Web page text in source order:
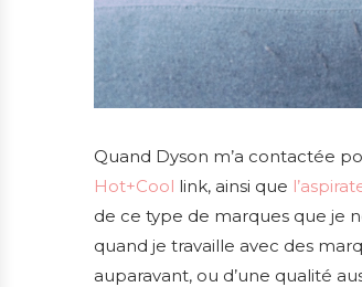
Quand Dyson m’a contactée
Hot+Cool link, ainsi que
de ce type de marques que je
quand je travaille avec des
auparavant, ou d’une qualité